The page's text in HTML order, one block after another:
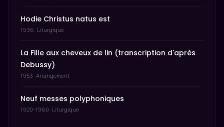
Hodie Christus natus est
1936 · Liturgique
La Fille aux cheveux de lin (transcription d'après
Debussy)
1953 · Arrangement
Neuf messes polyphoniques
1920-1960 · Liturgique